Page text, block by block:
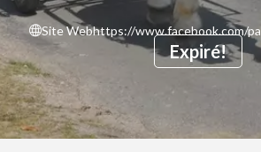
Expiré!
Site Webhttps://www.facebook.com/